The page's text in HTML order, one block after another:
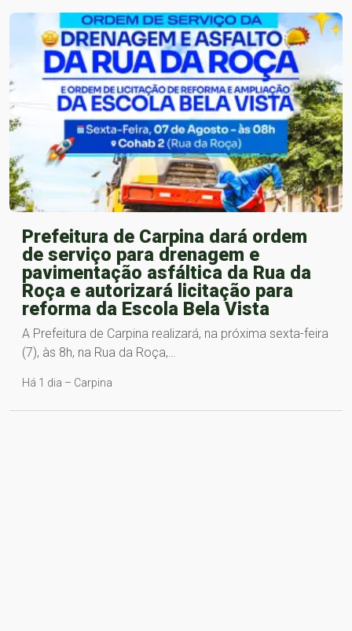
Prefeitura de Carpina dará ordem
de serviço para drenagem e
pavimentação asfáltica da Rua da
Roça e autorizará licitação para
reforma da Escola Bela Vista
A Prefeitura de Carpina realizará, na próxima sexta-feira
(7), às 8h, na Rua da Roça,…
Há 1 dia – Carpina